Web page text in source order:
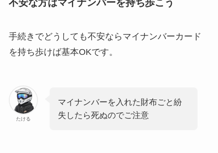
不安な方はマイナンバーを持ち歩こう
手続きでどうしても不安ならマイナンバーカード
を持ち歩けば基本OKです。
たける
マイナンバーを入れた財布ごと紛
失したら死ぬのでご注意